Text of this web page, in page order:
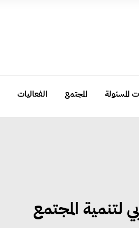
المسئولة المجتمع الفعاليات
لتنمية المجتمع